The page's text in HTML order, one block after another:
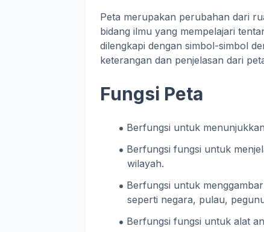
Peta merupakan perubahan dari
bidang ilmu yang mempelajari
dilengkapi dengan simbol-simbol
keterangan dan penjelasan dari
Fungsi Peta
Berfungsi untuk
Berfungsi fungsi untuk
wilayah.
Berfungsi untuk
seperti negara, pulau,
Berfungsi fungsi untuk alat